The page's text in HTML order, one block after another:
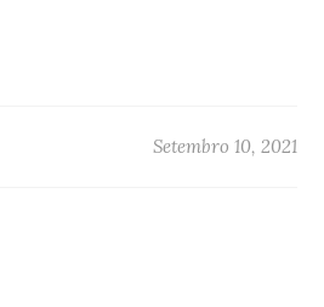
Setembro 10, 2021